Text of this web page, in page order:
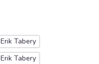
Erik Tabery
Erik Tabery